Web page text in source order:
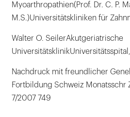
Myoarthropathien(Prof. Dr. C. P.
M.S.)Universitätskliniken für
Walter O. SeilerAkutgeriatrische
UniversitätsklinikUniversitätsspital,
Nachdruck mit freundlicher
Fortbildung Schweiz Monatsschr
7/2007 749